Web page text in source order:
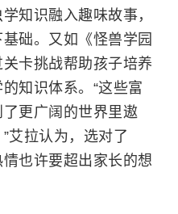
知识融入趣味故事，
础。又如《怪兽学园
卡挑战帮助孩子培养
知识体系。“这些富
更广阔的世界里遨
艾拉认为，选对了
也许要超出家长的想